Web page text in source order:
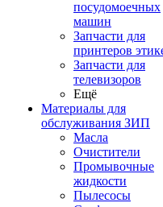
посудомоечных
машин
Запчасти для
принтеров
Запчасти для
телевизоров
Ещё
Материалы для
обслуживания ЗИП
Масла
Очистители
Промывочные
жидкости
Пылесосы